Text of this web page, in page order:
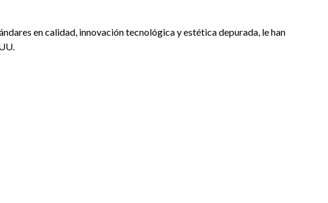
en calidad, innovación tecnológica y estética depurada, le han